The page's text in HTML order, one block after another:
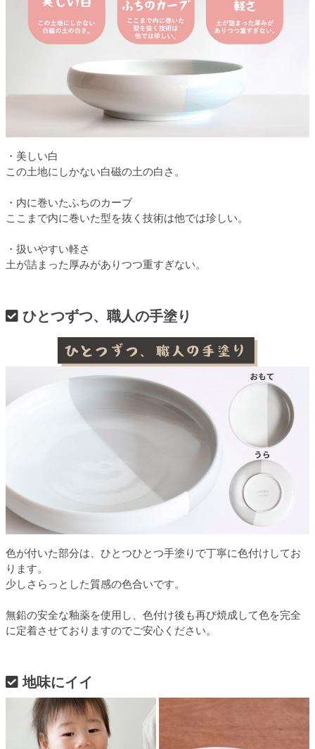
・美しい白
この土地にしかない白磁の土の白さ。
・内に巻いたふちのカーブ
ここまで内に巻いた型を抜く技術は他では珍しい。
・扱いやすい軽さ
土が詰まった厚みがありつつ重すぎない。
ひとつずつ、職人の手塗り
色が付いた部分は、ひとつひとつ手塗りで丁寧に色付けしてお
ります。
少しさらっとした質感の色合いです。
無鉛の安全な釉薬を使用し、色付け後も再び焼成して色を完全
に定着させておりますのでご安心ください。
地味にイイ